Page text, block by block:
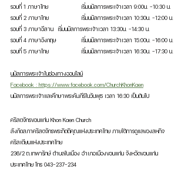
รอบที่ 1 ภาษาไทย 		เริ่มนมัสการพระเจ้าเวลา 9:00น. -10:30 น.
รอบที่ 2 ภาษาไทย 		เริ่มนมัสการพระเจ้าเวลา 10:30น. -12:00 น.
รอบที่ 3 ภาษาอีสาน 	เริ่มนมัสการพระเจ้าเวลา 13:30น. -14:30 น.
รอบที่ 4 ภาษาอังกฤษ 	เริ่มนมัสการพระเจ้าเวลา 15:00น. -16:00 น.
รอบที่ 5 ภาษาไทย 		เริ่มนมัสการพระเจ้าเวลา 16:30น. -17:30 น.
นมัสการพระเจ้าในช่องทางออนไลน์
Facebook : https://www.facebook.com/ChurchKhonKaen
นมัสการพระเจ้าและศึกษาพระคัมภีร์ในวันพุธ เวลา 16:30 เป็นต้นไป
คริสตจักรขอนแก่น Khon Kaen Church
สังกัดสภาคริสตจักรพระกิตติคุณแห่งประเทศไทย ภายใต้การดูแลของสหกิจ
คริสเตียนแห่งประเทศไทย
236/2 ถ.เทพารักษ์ ตำบลในเมือง อำเภอเมืองขอนแก่น จังหวัดขอนแก่น
ประเทศไทย โทร 043-237-234